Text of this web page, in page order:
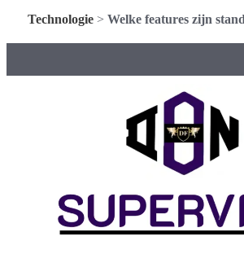
Technologie> Welke features zijn